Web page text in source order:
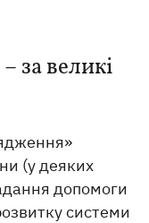
за великі
(у деяких
допомоги
системи